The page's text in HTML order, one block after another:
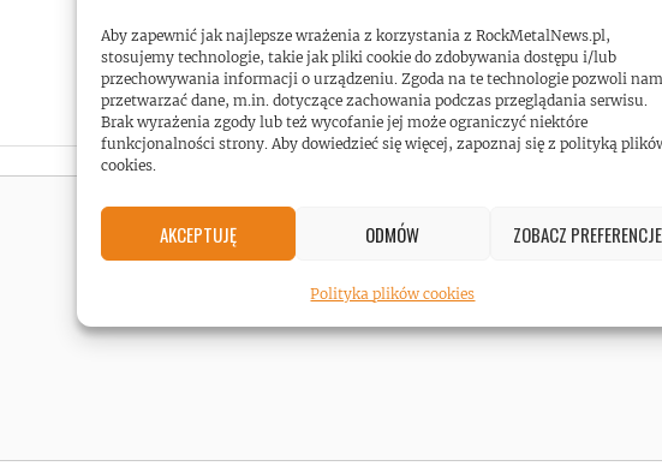
Aby zapewnić jak najlepsze wrażenia z korzystania z RockMetalNews.pl,
stosujemy technologie, takie jak pliki cookie do zdobywania dostępu i/lub
przechowywania informacji o urządzeniu. Zgoda na te technologie pozwoli nam
przetwarzać dane, m.in. dotyczące zachowania podczas przeglądania serwisu.
Brak wyrażenia zgody lub też wycofanie jej może ograniczyć niektóre
funkcjonalności strony. Aby dowiedzieć się więcej, zapoznaj się z polityką
cookies.
AKCEPTUJĘ ODMÓW ZOBACZ PREFERENCJE
Polityka plików cookies